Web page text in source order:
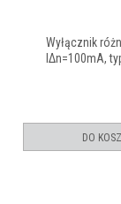
Wyłącznik
IΔn=100mA,
DO